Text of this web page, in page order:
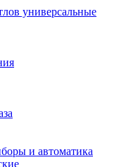
универсальные
и автоматика